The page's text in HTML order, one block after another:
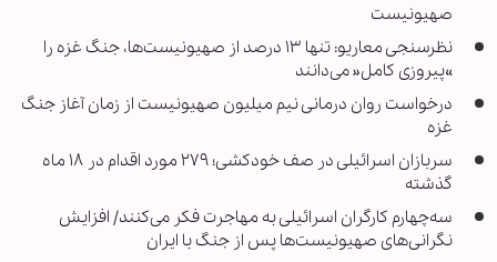
صهیونیست
نظرسنجی معاریو: تنها ۱۳ درصد از صهیونیست‌ها، جنگ غزه را
»پیروزی کامل« می‌دانند
درخواست روان درمانی نیم میلیون صهیونیست از زمان آغاز جنگ
غزه
سربازان اسرائیلی در صف خودکشی؛ ۲۷۹ مورد اقدام در ۱۸ ماه
گذشته
سه‌چهارم کارگران اسرائیلی به مهاجرت فکر می‌کنند/ افزایش
نگرانی‌های صهیونیست‌ها پس از جنگ با ایران